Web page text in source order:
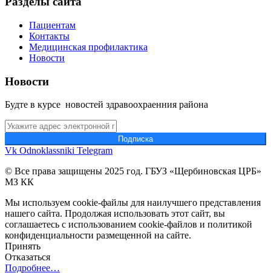
Пациентам
Контакты
Медицинская профилактика
Новости
Новости
Будте в курсе новостей здравоохраенния района
Подпиcка
Vk Odnoklassniki Telegram
© Все права защищены 2025 год. ГБУЗ «Щербиновская ЦРБ»
МЗ КК
Мы используем cookie-файлы для наилучшего представления
нашего сайта. Продолжая использовать этот сайт, вы
соглашаетесь с использованием cookie-файлов и политикой
конфиденциальности размещенной на сайте.
Принять
Отказаться
Подробнее…